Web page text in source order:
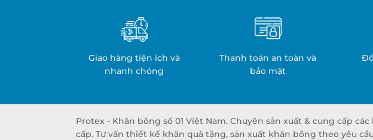
Giao hàng tiện ích và
nhanh chóng
Thanh toán an toàn và
bảo mật
Protex - Khăn bông số 01 Việt Nam. Chuyên sản xuất & cung cấp
cấp. Tư vấn thiết kế khăn quà tặng, sản xuất khăn bông theo yêu